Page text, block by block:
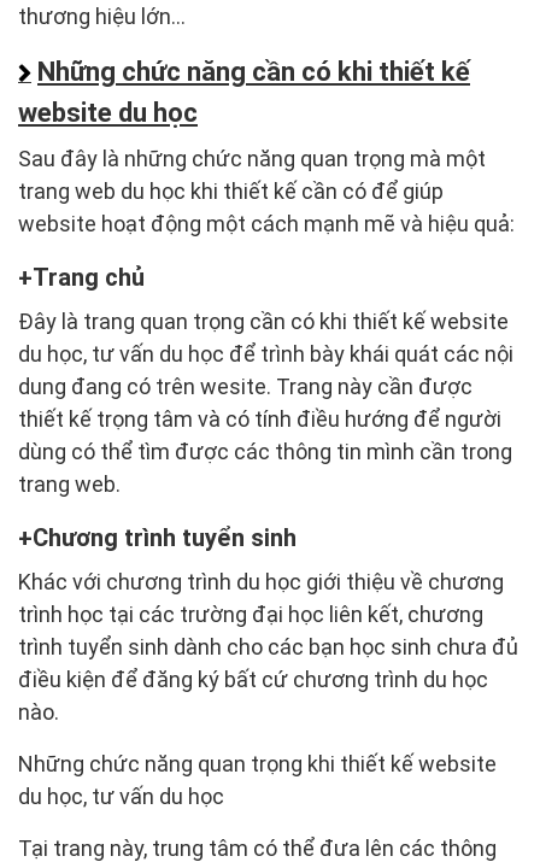
thương hiệu lớn...
Những chức năng cần có khi thiết kế
website du học
Sau đây là những chức năng quan trọng mà một
trang web du học khi thiết kế cần có để giúp
website hoạt động một cách mạnh mẽ và hiệu quả:
Trang chủ
Đây là trang quan trọng cần có khi thiết kế website
du học, tư vấn du học để trình bày khái quát các nội
dung đang có trên wesite. Trang này cần được
thiết kế trọng tâm và có tính điều hướng để người
dùng có thể tìm được các thông tin mình cần trong
trang web.
Chương trình tuyển sinh
Khác với chương trình du học giới thiệu về chương
trình học tại các trường đại học liên kết, chương
trình tuyển sinh dành cho các bạn học sinh chưa đủ
điều kiện để đăng ký bất cứ chương trình du học
nào.
Những chức năng quan trọng khi thiết kế website
du học, tư vấn du học
Tại trang này, trung tâm có thể đưa lên các thông